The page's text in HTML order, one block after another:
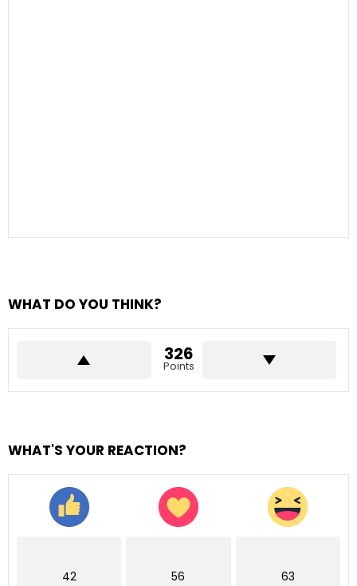
WHAT DO YOU THINK?
326
Points
WHAT'S YOUR REACTION?
42 56 63